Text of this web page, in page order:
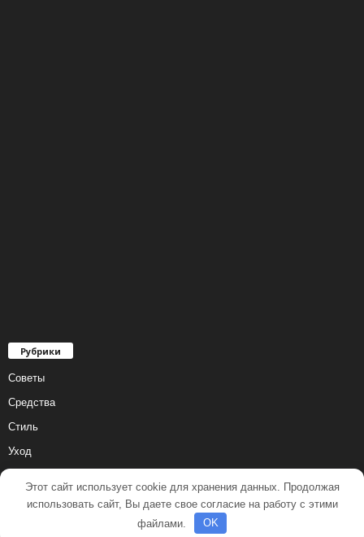
Рубрики
Советы
Средства
Стиль
Уход
© 2001 - 2018 Все права защищены
Этот сайт использует cookie для хранения данных. Продолжая
использовать сайт, Вы даете свое согласие на работу с этими
файлами.
OK